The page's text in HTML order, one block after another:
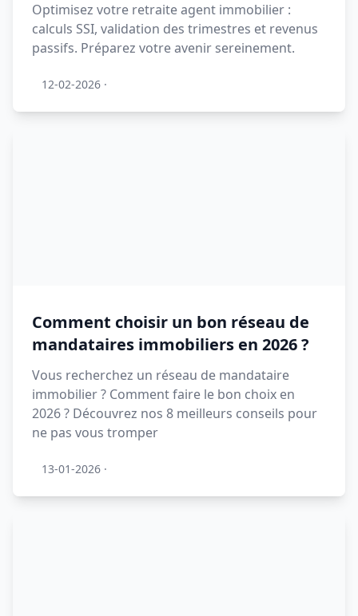
Optimisez votre retraite agent immobilier :
calculs SSI, validation des trimestres et revenus
passifs. Préparez votre avenir sereinement.
12-02-2026 ·
Comment choisir un bon réseau de
mandataires immobiliers en 2026 ?
Vous recherchez un réseau de mandataire
immobilier ? Comment faire le bon choix en
2026 ? Découvrez nos 8 meilleurs conseils pour
ne pas vous tromper
13-01-2026 ·